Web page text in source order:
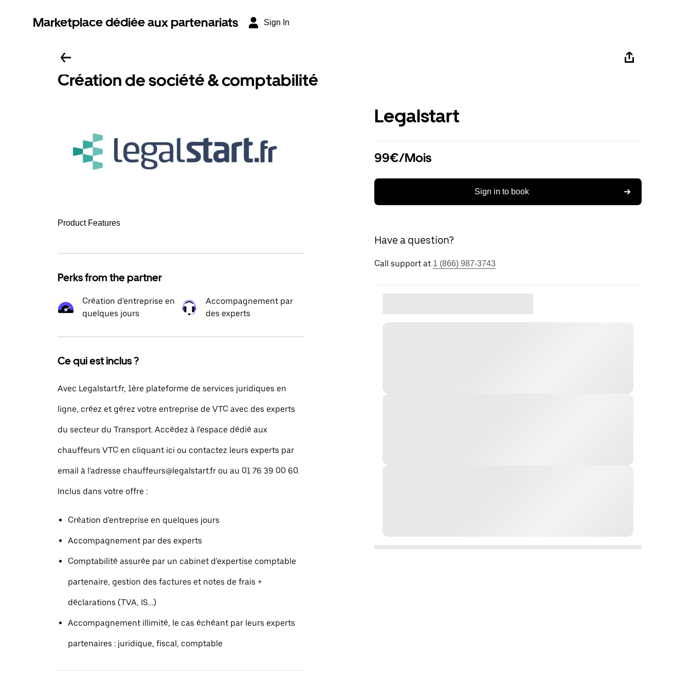
Marketplace dédiée aux partenariats Sign In
Création de société & comptabilité
Product Features
Perks from the partner
Création d'entreprise en
quelques jours
Accompagnement par
des experts
Ce qui est inclus ?
Avec Legalstart.fr, 1ère plateforme de services juridiques en
ligne, créez et gérez votre entreprise de VTC avec des experts
du secteur du Transport. Accédez à l'espace dédié aux
chauffeurs VTC en cliquant ici ou contactez leurs experts par
email à l'adresse chauffeurs@legalstart.fr ou au 01 76 39 00 60.
Inclus dans votre offre :
Création d'entreprise en quelques jours
Accompagnement par des experts
Comptabilité assurée par un cabinet d'expertise comptable
partenaire, gestion des factures et notes de frais +
déclarations (TVA, IS…)
Accompagnement illimité, le cas échéant par leurs experts
partenaires : juridique, fiscal, comptable
Legalstart
99€/Mois
Sign in to book
Have a question?
Call support at 1 (866) 987-3743